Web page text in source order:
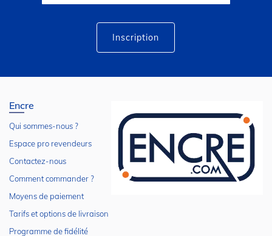
lettre
Inscription
Encre
Qui sommes-nous ?
Espace pro revendeurs
Contactez-nous
Comment commander ?
Moyens de paiement
Tarifs et options de livraison
Programme de fidélité